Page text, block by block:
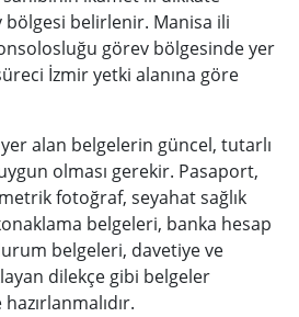
bölgesi belirlenir. Manisa ili
görev bölgesinde yer
İzmir yetki alanına göre
alan belgelerin güncel, tutarlı
olması gerekir. Pasaport,
fotoğraf, seyahat sağlık
belgeleri, banka hesap
belgeleri, davetiye ve
dilekçe gibi belgeler